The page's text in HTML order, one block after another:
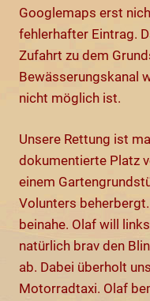
Googlemaps erst
fehlerhafter Eintrag.
Zufahrt zu dem
Bewässerungskanal
nicht möglich ist.
Unsere Rettung ist
dokumentierte Platz
einem
Volunters
beinahe. Olaf will
natürlich brav den
ab. Dabei überholt
Motorradtaxi. Olaf